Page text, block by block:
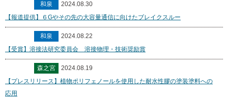
和泉
2024.08.30
【報道提供】６Gやその先の大容量通信に向けたブレイクスルー
和泉
2024.08.22
【受賞】溶接法研究委員会 溶接物理・技術奨励賞
森之宮
2024.08.19
【プレスリリース】植物ポリフェノールを使用した耐水性膠の塗装塗料への
応用